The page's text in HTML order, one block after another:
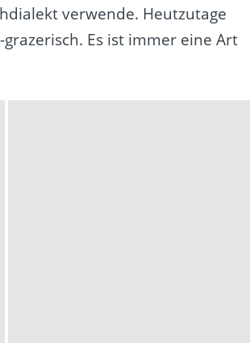
verwende. Heutzutage
Es ist immer eine Art